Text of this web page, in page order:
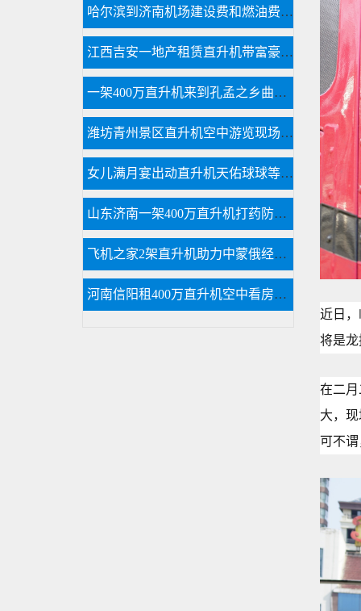
近日
将是
在二
大，
可不
哈尔滨到济南机场建设费和燃油费多少钱
江西吉安一地产租赁直升机带富豪空中看别墅
一架400万直升机来到孔孟之乡曲阜航空科普
潍坊青州景区直升机空中游览现场人山人海
女儿满月宴出动直升机天佑球球等各大网红祝福
山东济南一架400万直升机打药防治春尺蠖
飞机之家2架直升机助力中蒙俄经贸合作
河南信阳租400万直升机空中看房短视频600万播放